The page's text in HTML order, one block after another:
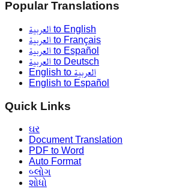
Popular Translations
العربية to English
العربية to Français
العربية to Español
العربية to Deutsch
English to العربية
English to Español
Quick Links
ઘર
Document Translation
PDF to Word
Auto Format
બ્લોગ
શોધો